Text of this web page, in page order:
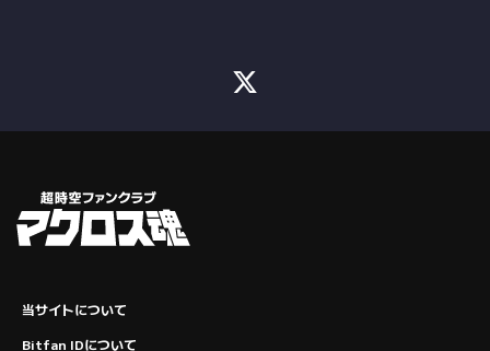
当サイトについて
Bitfan IDについて